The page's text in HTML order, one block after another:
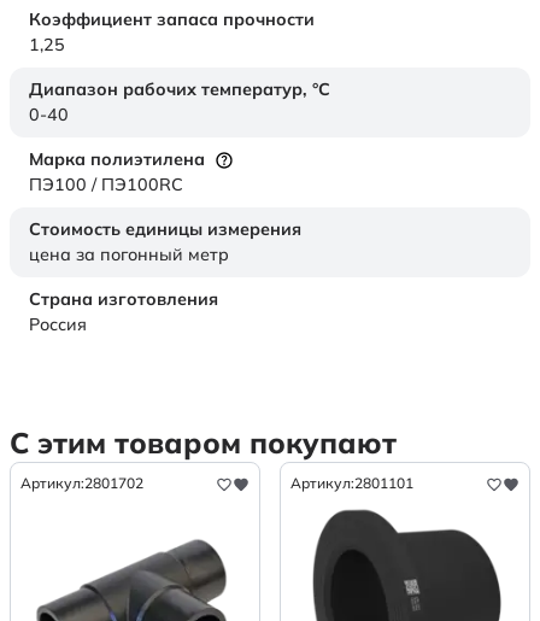
Коэффициент запаса прочности
1,25
Диапазон рабочих температур, °C
0-40
Марка полиэтилена
ПЭ100 / ПЭ100RC
Стоимость единицы измерения
цена за погонный метр
Страна изготовления
Россия
С этим товаром покупают
Артикул:2801702 Артикул:2801101